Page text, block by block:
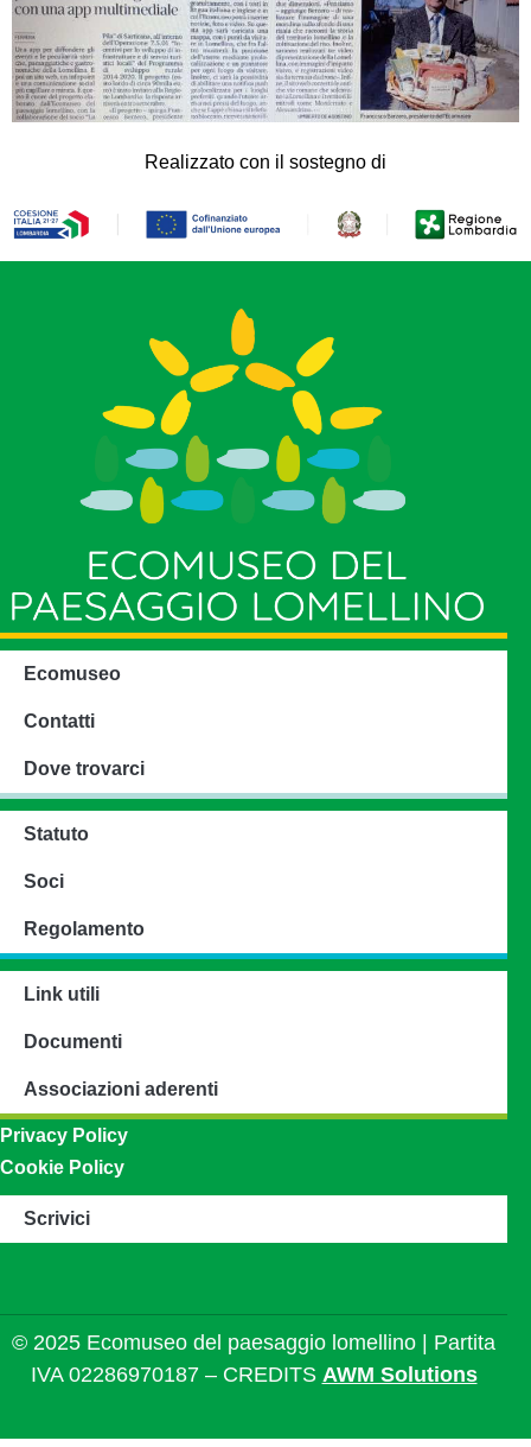
Realizzato con il sostegno di
Ecomuseo
Contatti
Dove trovarci
Statuto
Soci
Regolamento
Link utili
Documenti
Associazioni aderenti
Privacy Policy
Cookie Policy
Scrivici
© 2025 Ecomuseo del paesaggio lomellino | Partita
IVA 02286970187 – CREDITS AWM Solutions